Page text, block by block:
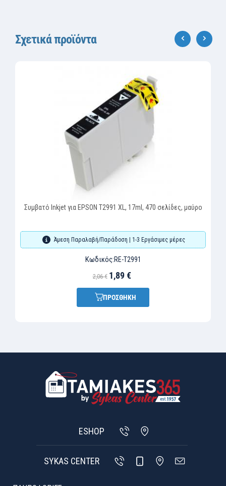
Σχετικά προϊόντα
Συμβατό Inkjet για EPSON T2991 XL, 17ml, 470 σελίδες, μαύρο
Άμεση Παραλαβή/Παράδοση | 1-3 Εργάσιμες μέρες
Κωδικός:RE-T2991
2,06 € 1,89 €
ΠΡΟΣΘΗΚΗ
ESHOP
SYKAS CENTER